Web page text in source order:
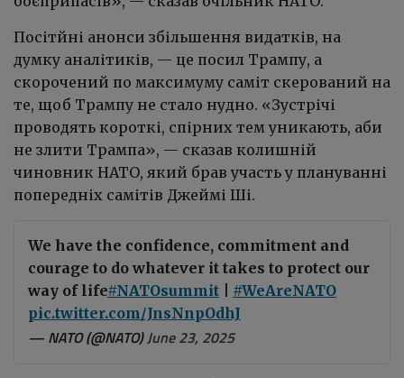
Посітйні анонси збільшення видатків, на
думку аналітиків, — це посил Трампу, а
скорочений по максимуму саміт скерований на
те, щоб Трампу не стало нудно. «Зустрічі
проводять короткі, спірних тем уникають, аби
не злити Трампа», — сказав колишній
чиновник НАТО, який брав участь у плануванні
попередніх самітів Джеймі Ші.
We have the confidence, commitment and
courage to do whatever it takes to protect our
way of life#NATOsummit
#WeAreNATO
pic.twitter.com/JnsNnpOdhJ
— NATO (@NATO)June 23, 2025